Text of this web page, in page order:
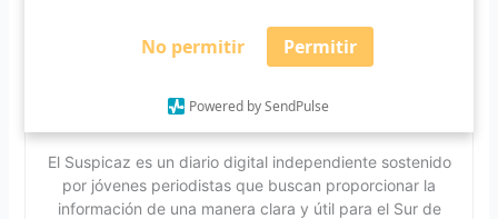
No permitir Permitir
Powered by SendPulse
El Suspicaz
El Suspicaz es un diario digital independiente sostenido
por jóvenes periodistas que buscan proporcionar la
información de una manera clara y útil para el Sur de